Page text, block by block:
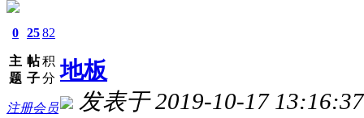
0
主
题
25
帖
子
82
积
分
注册会员
地板
发表于 2019-10-17 13:16:37